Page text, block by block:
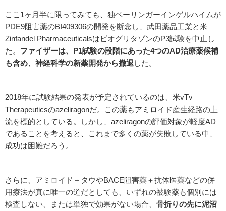
ここ1ヶ月半に限ってみても、独ベーリンガーインゲルハイムが
PDE9阻害薬のBI409306の開発を断念し、武田薬品工業と米
Zinfandel PharmaceuticalsはピオグリタゾンのP3試験を中止し
た。 ファイザーは、P1試験の段階にあった4つのAD治療薬候補
も含め、神経科学の新薬開発から撤退 した。
2018年に試験結果の発表が予定されているのは、米vTv
Therapeuticsのazeliragonだ。この薬もアミロイド産生経路の上
流を標的としている。しかし、azeliragonの評価対象が軽度AD
であることを考えると、これまで多くの薬が失敗している中、
成功は困難だろう。
さらに、アミロイド＋タウやBACE阻害薬＋抗体医薬などの併
用療法が真に唯一の道だとしても、いずれの被験薬も個別には
検査しない、または単独で効果がない場合、 骨折りの先に泥沼